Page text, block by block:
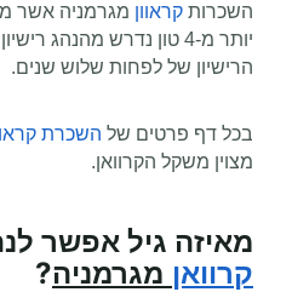
השכרות קראוון מגרמניה אשר
יותר מ-4 טון נדרש מהנהג
הרישיון של לפחות שלוש שנים.
בכל דף פרטים של השכרת
מצוין משקל הקרוואן.
מאיזה גיל אפשר
קרוואן מגרמניה?